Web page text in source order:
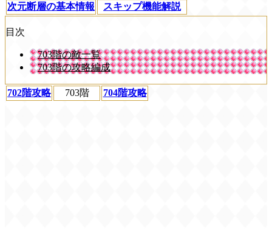
次元断層の基本情報
スキップ機能解説
目次
703階の敵一覧
703階の攻略編成
702階攻略 703階 704階攻略